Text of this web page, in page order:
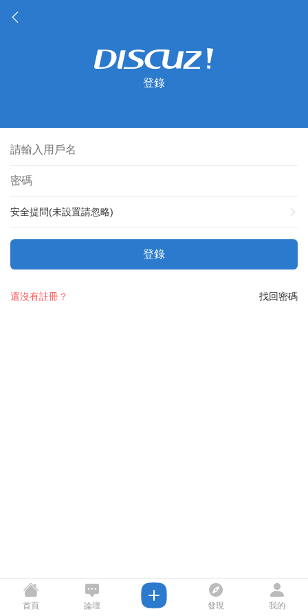
登錄
安全提問(未設置請忽略)
登錄
找回密碼
還沒有註冊？
首頁 論壇 發現 我的